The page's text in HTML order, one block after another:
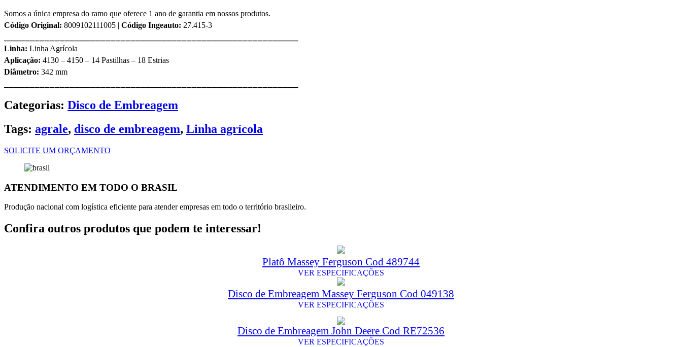
Somos a única empresa do ramo que oferece 1 ano de garantia em nossos produtos.
Código Original: 8009102111005 | Código Ingeauto: 27.415-3
Linha: Linha Agrícola
Aplicação: 4130 – 4150 – 14 Pastilhas – 18 Estrias
Diâmetro: 342 mm
Categorias: Disco de Embreagem
Tags: agrale, disco de embreagem, Linha agrícola
SOLICITE UM ORÇAMENTO
ATENDIMENTO EM TODO O BRASIL
Produção nacional com logística eficiente para atender empresas em todo o território brasileiro.
Confira outros produtos que podem te interessar!
Platô Massey Ferguson Cod 489744
VER ESPECIFICAÇÕES
Disco de Embreagem Massey Ferguson Cod 049138
VER ESPECIFICAÇÕES
Disco de Embreagem John Deere Cod RE72536
VER ESPECIFICAÇÕES